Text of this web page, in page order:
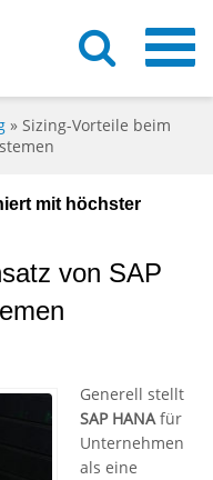
» Sizing-Vorteile beim
mit höchster
von SAP
Generell stellt
SAP HANAfür
Unternehmen
als eine